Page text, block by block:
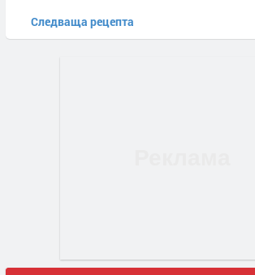
Следваща рецепта